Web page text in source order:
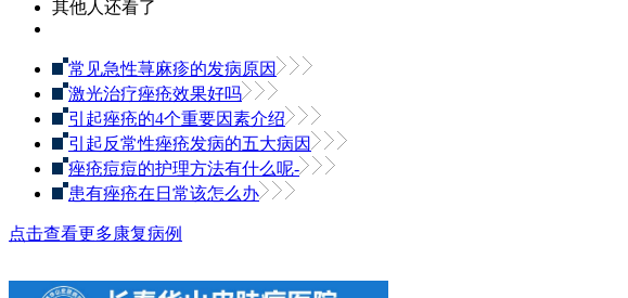
其他人还看了
常见急性荨麻疹的发病原因
激光治疗痤疮效果好吗
引起痤疮的4个重要因素介绍
引起反常性痤疮发病的五大病因
痤疮痘痘的护理方法有什么呢-
患有痤疮在日常该怎么办
点击查看更多康复病例